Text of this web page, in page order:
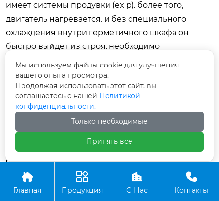
имеет системы продувки (ex p). более того,
двигатель нагревается, и без специального
охлаждения внутри герметичного шкафа он
быстро выйдет из строя. необходимо
использовать специализированные двигатели
серий yb3 или ybx3, которые имеют
сертифицированное исполнение для работы во
взрывоопасных зонах.
Каков срок поставки вентиляторов
нестандартных размеров?
стандартные модели из нашего каталога (более
600 моделей) обычно отгружаются в течение 15–
20 рабочих дней после подтверждения заказа и
получения предоплаты. для нестандартных

Главная

Продукция

О Нас

Контакты
Мы используем файлы cookie для улучшения
вашего опыта просмотра.
Продолжая использовать этот сайт, вы
соглашаетесь с нашей Политикой
конфиденциальности.
Только необходимые
Принять все